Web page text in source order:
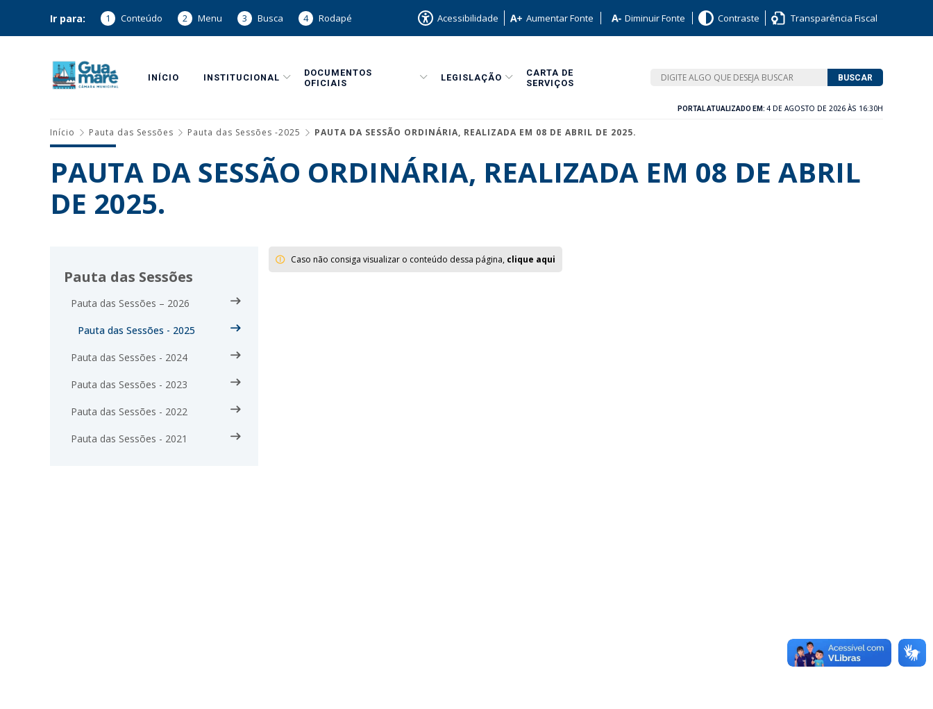
Ir para: 1 Conteúdo 2 Menu 3 Busca 4 Rodapé Acessibilidade Aumentar Fonte Diminuir Fonte Contraste Transparência Fiscal
INÍCIO INSTITUCIONAL
DOCUMENTOS
OFICIAIS
LEGISLAÇÃO
CARTA DE
SERVIÇOS
BUSCAR
PORTAL ATUALIZADO EM: 4 DE AGOSTO DE 2026 ÀS 16:30H
Início Pauta das Sessões Pauta das Sessões -2025 PAUTA DA SESSÃO ORDINÁRIA, REALIZADA EM 08 DE ABRIL DE 2025.
PAUTA DA SESSÃO ORDINÁRIA, REALIZADA EM 08 DE ABRIL
DE 2025.
Pauta das Sessões
Pauta das Sessões – 2026
Pauta das Sessões - 2025
Pauta das Sessões - 2024
Pauta das Sessões - 2023
Pauta das Sessões - 2022
Pauta das Sessões - 2021
Caso não consiga visualizar o conteúdo dessa página, clique aqui